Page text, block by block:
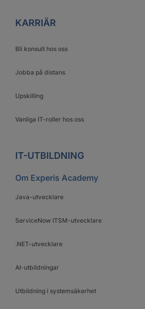
KARRIÄR
Bli konsult hos oss
Jobba på distans
Upskilling
Vanliga IT-roller hos oss
IT-UTBILDNING
Om Experis Academy
Java-utvecklare
ServiceNow ITSM-utvecklare
.NET-utvecklare
AI-utbildningar
Utbildning i systemsäkerhet